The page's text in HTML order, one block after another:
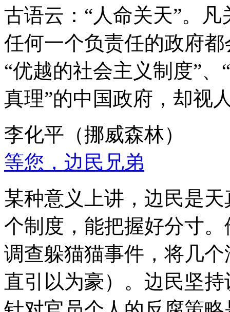
古语云：“人命关天”。
任何一个负责任的政府
“优越的社会主义制度”
真理”的中国政府，却视
李化平（挪威森林）
等您，边民兄弟
某种意义上讲，边民是
个制度，能把握好分寸
调查躲猫猫事件，将几
直引以为豪）。边民坚